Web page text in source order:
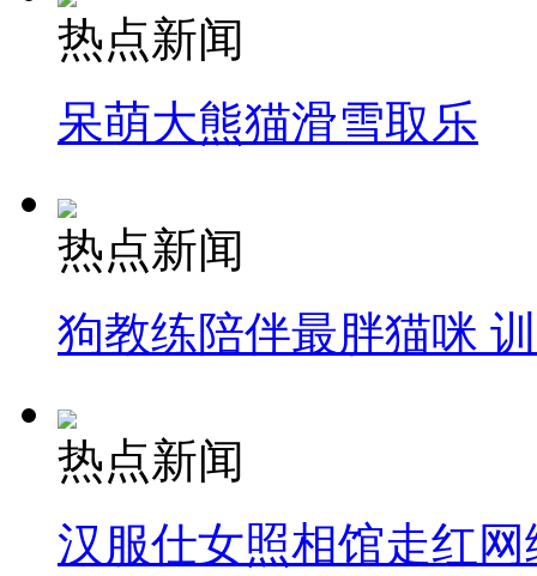
热点新闻
呆萌大熊猫滑雪取乐
热点新闻
狗教练陪伴最胖猫咪
热点新闻
汉服仕女照相馆走红网